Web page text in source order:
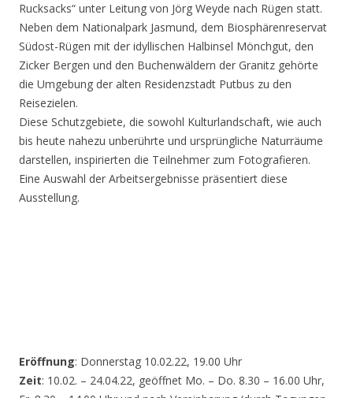
Rucksacks“ unter Leitung von Jörg Weyde nach Rügen statt.
Neben dem Nationalpark Jasmund, dem Biosphärenreservat
Südost-Rügen mit der idyllischen Halbinsel Mönchgut, den
Zicker Bergen und den Buchenwäldern der Granitz gehörte
die Umgebung der alten Residenzstadt Putbus zu den
Reisezielen.
Diese Schutzgebiete, die sowohl Kulturlandschaft, wie auch
bis heute nahezu unberührte und ursprüngliche Naturräume
darstellen, inspirierten die Teilnehmer zum Fotografieren.
Eine Auswahl der Arbeitsergebnisse präsentiert diese
Ausstellung.
Eröffnung: Donnerstag 10.02.22, 19.00 Uhr
Zeit: 10.02. – 24.04.22, geöffnet Mo. – Do. 8.30 – 16.00 Uhr,